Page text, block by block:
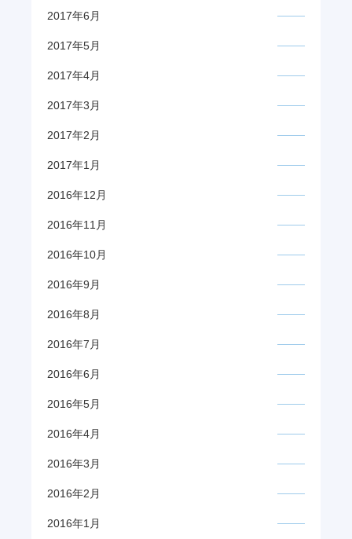
2017年6月
2017年5月
2017年4月
2017年3月
2017年2月
2017年1月
2016年12月
2016年11月
2016年10月
2016年9月
2016年8月
2016年7月
2016年6月
2016年5月
2016年4月
2016年3月
2016年2月
2016年1月